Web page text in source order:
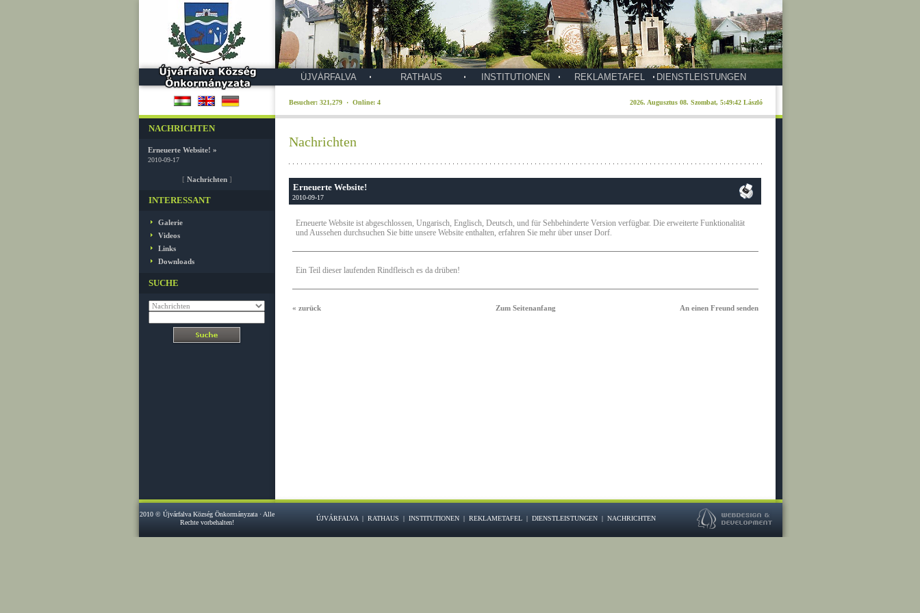
ÚJVÁRFALVA RATHAUS INSTITUTIONEN REKLAMETAFEL DIENSTLEISTUNGEN
Besucher: 321,279 · Online: 4
NACHRICHTEN
Erneuerte Website! »
2010-09-17
[ Nachrichten]
INTERESSANT
Galerie
Videos
Links
Downloads
SUCHE
Nachrichten
Erneuerte Website!
2010-09-17
Erneuerte Website ist abgeschlossen, Ungarisch, Englisch, Deutsch, und für Sehbehinderte Version verfügbar. Die erweiterte Funktionalität
und Aussehen durchsuchen Sie bitte unsere Website enthalten, erfahren Sie mehr über unser Dorf.
Ein Teil dieser laufenden Rindfleisch es da drüben!
« zurück Zum Seitenanfang An einen Freund senden
2010 © Újvárfalva Község Önkormányzata · Alle
Rechte vorbehalten!
ÚJVÁRFALVA | RATHAUS | INSTITUTIONEN | REKLAMETAFEL | DIENSTLEISTUNGEN | NACHRICHTEN